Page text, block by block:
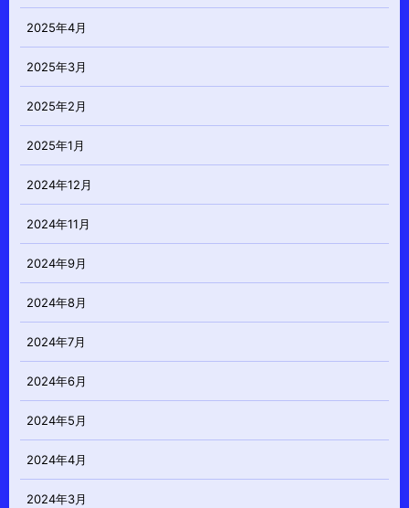
2025年4月
2025年3月
2025年2月
2025年1月
2024年12月
2024年11月
2024年9月
2024年8月
2024年7月
2024年6月
2024年5月
2024年4月
2024年3月